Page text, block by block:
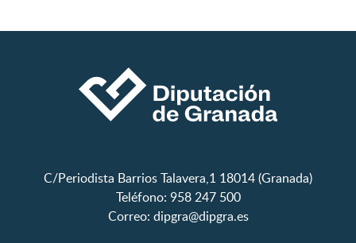
C/Periodista Barrios Talavera,1 18014 (Granada)
Teléfono: 958 247 500
Correo: dipgra@dipgra.es